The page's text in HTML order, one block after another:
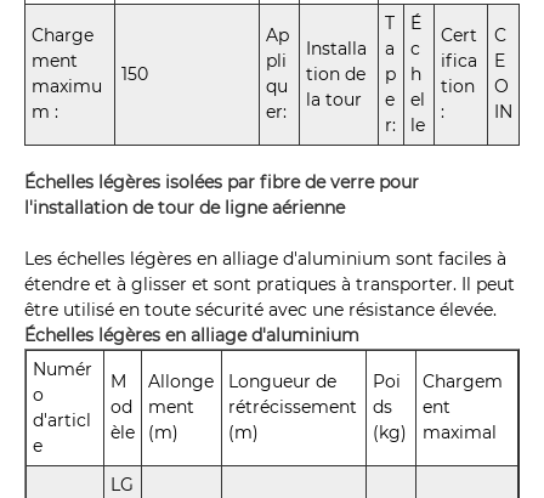
Charge
ment
maximu
m :
150
Ap
pli
qu
er:
Installa
tion de
la tour
T
a
p
e
r:
É
c
h
el
le
Cert
ifica
tion
:
C
E
O
IN
Échelles légères isolées par fibre de verre pour
l'installation de tour de ligne aérienne
Les échelles légères en alliage d'aluminium sont faciles à
étendre et à glisser et sont pratiques à transporter. Il peut
être utilisé en toute sécurité avec une résistance élevée.
Échelles légères en alliage d'aluminium
Numér
o
d'articl
e
M
od
èle
Allonge
ment
(m)
Longueur de
rétrécissement
(m)
Poi
ds
(kg)
Chargem
ent
maximal
LG